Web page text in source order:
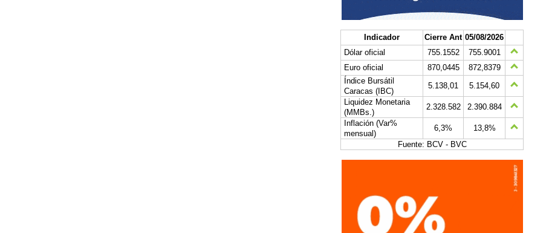
Indicador Cierre Ant 05/08/2026
Dólar oficial
755.1552
755.9001
Euro oficial
870,0445
872,8379
Índice Bursátil
Caracas (IBC)
5.138,01
5.154,60
Liquidez Monetaria
(MMBs.)
2.328.582
2.390.884
Inflación (Var%
mensual)
6,3%
13,8%
Fuente: BCV - BVC